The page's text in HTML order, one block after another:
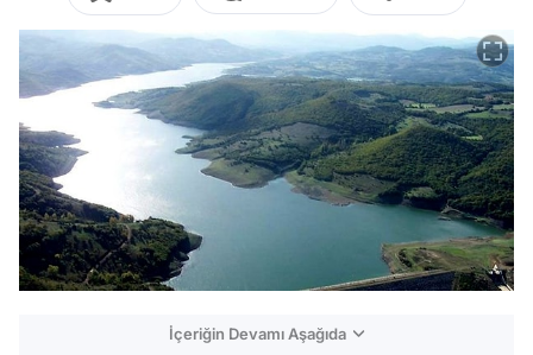
İçeriğin Devamı Aşağıda